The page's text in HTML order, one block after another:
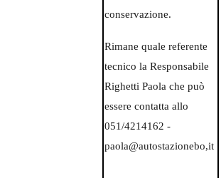
conservazione.
Rimane quale referente
tecnico la Responsabile
Righetti Paola che può
essere contatta allo
051/4214162 -
paola@autostazionebo,it